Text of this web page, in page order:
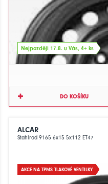
Nejpozději 17.8. u Vás, 4+ ks
DO KOŠÍKU
ALCAR
Stahlrad 9165 6x15 5x112 ET47
AKCE NA TPMS TLAKOVÉ VENTILKY